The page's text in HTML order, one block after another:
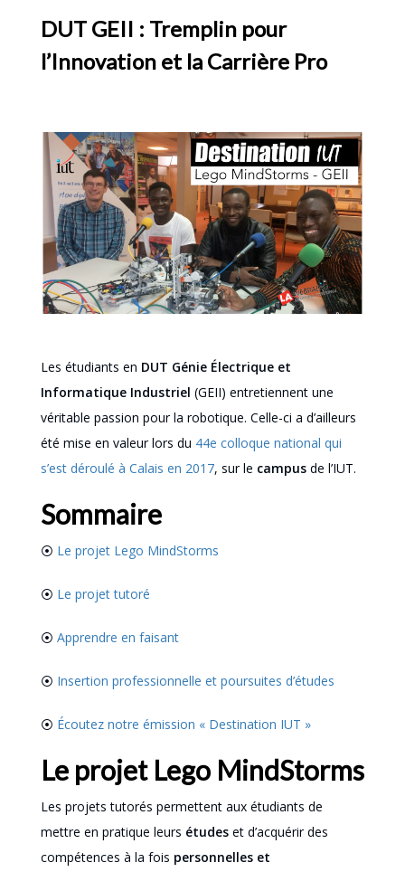
DUT GEII : Tremplin pour
l’Innovation et la Carrière Pro
Les étudiants en DUT Génie Électrique et
Informatique Industriel (GEII) entretiennent une
véritable passion pour la robotique. Celle-ci a d’ailleurs
été mise en valeur lors du 44e colloque national qui
s’est déroulé à Calais en 2017, sur le campus de l’IUT.
Sommaire
⦿ Le projet Lego MindStorms
⦿ Le projet tutoré
⦿ Apprendre en faisant
⦿ Insertion professionnelle et poursuites d’études
⦿ Écoutez notre émission « Destination IUT »
Le projet Lego MindStorms
Les projets tutorés permettent aux étudiants de
mettre en pratique leurs études et d’acquérir des
compétences à la fois personnelles et